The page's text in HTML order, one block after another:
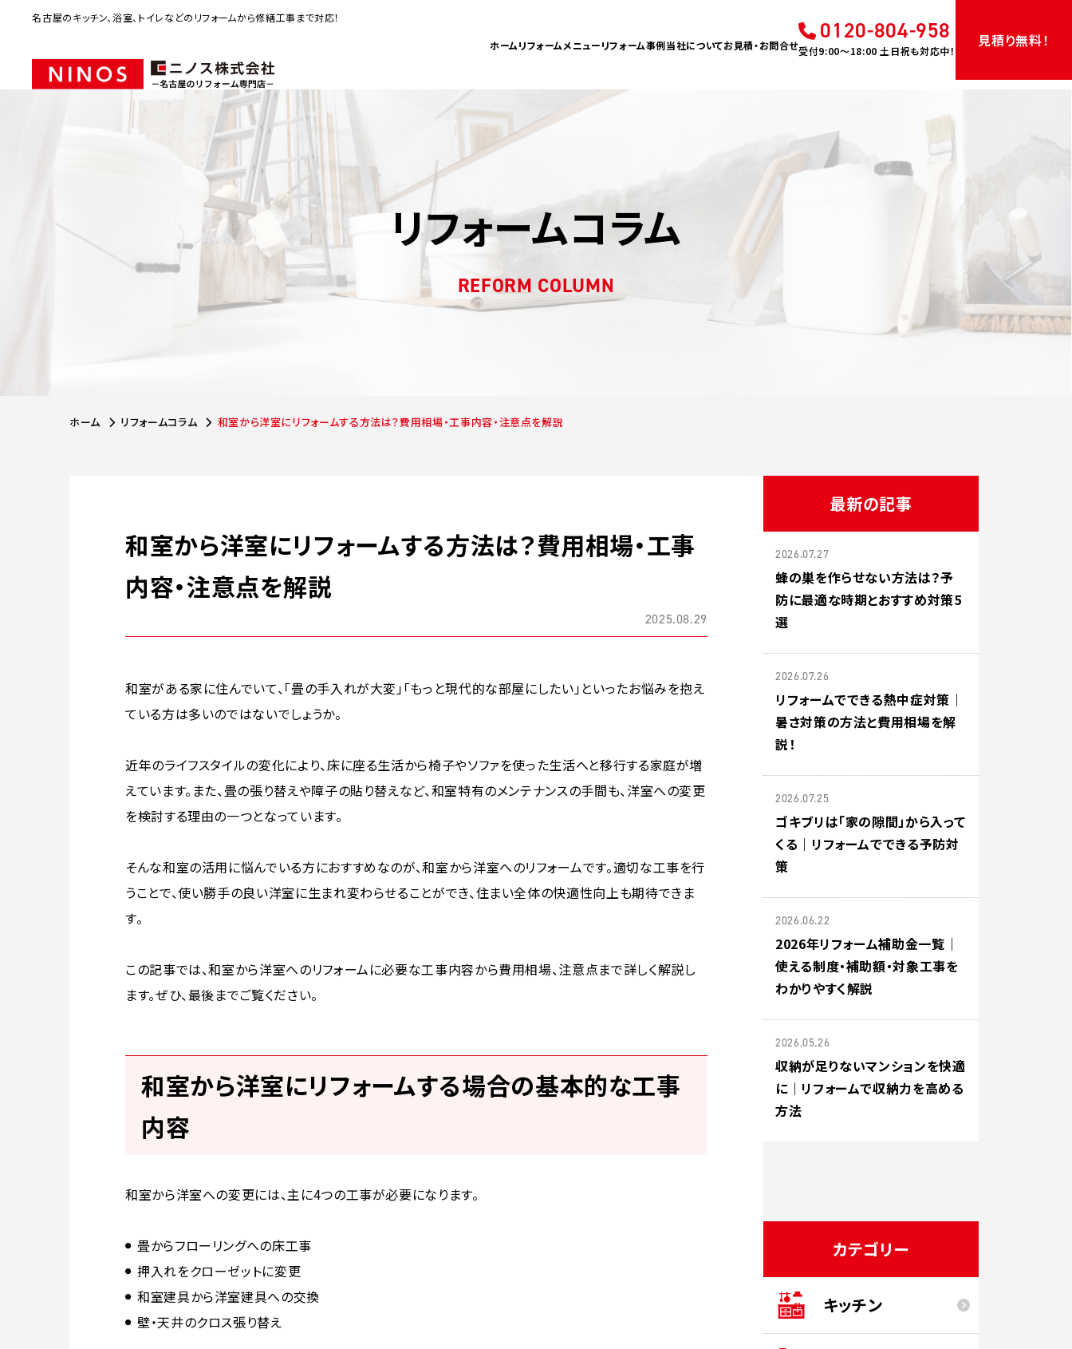
名古屋のキッチン、浴室、トイレなどのリフォームから修繕工事まで対応！
ホームリフォームメニューリフォーム事例当社についてお見積・お問合せ
0120-804-958
受付9:00〜18:00 土日祝も対応中！
見積り無料！
リフォームコラム
REFORM COLUMN
ホーム リフォームコラム 和室から洋室にリフォームする方法は？費用相場・工事内容・注意点を解説
和室から洋室にリフォームする方法は？費用相場・工事
内容・注意点を解説
2025.08.29
和室がある家に住んでいて、「畳の手入れが大変」「もっと現代的な部屋にしたい」といったお悩みを抱え
ている方は多いのではないでしょうか。
近年のライフスタイルの変化により、床に座る生活から椅子やソファを使った生活へと移行する家庭が増
えています。また、畳の張り替えや障子の貼り替えなど、和室特有のメンテナンスの手間も、洋室への変更
を検討する理由の一つとなっています。
そんな和室の活用に悩んでいる方におすすめなのが、和室から洋室へのリフォームです。適切な工事を行
うことで、使い勝手の良い洋室に生まれ変わらせることができ、住まい全体の快適性向上も期待できま
す。
この記事では、和室から洋室へのリフォームに必要な工事内容から費用相場、注意点まで詳しく解説し
ます。ぜひ、最後までご覧ください。
和室から洋室にリフォームする場合の基本的な工事
内容
和室から洋室への変更には、主に4つの工事が必要になります。
畳からフローリングへの床工事
押入れをクローゼットに変更
和室建具から洋室建具への交換
壁・天井のクロス張り替え
最新の記事
2026.07.27
蜂の巣を作らせない方法は？予
防に最適な時期とおすすめ対策5
選
2026.07.26
リフォームでできる熱中症対策｜
暑さ対策の方法と費用相場を解
説！
2026.07.25
ゴキブリは「家の隙間」から入って
くる｜リフォームでできる予防対
策
2026.06.22
2026年リフォーム補助金一覧｜
使える制度・補助額・対象工事を
わかりやすく解説
2026.05.26
収納が足りないマンションを快適
に｜リフォームで収納力を高める
方法
カテゴリー
キッチン